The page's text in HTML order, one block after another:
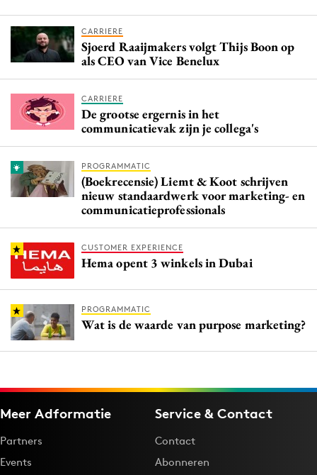
Reputatie & crisisCARRIERE
Sjoerd Raaijmakers volgt Thijs Boon op
als CEO van Vice Benelux
CARRIERE
De grootse ergernis in het
communicatievak zijn je collega's
PROGRAMMATIC
(Boekrecensie) Liemt & Koot schrijven
nieuw standaardwerk voor marketing- en
communicatieprofessionals
CUSTOMER EXPERIENCE
Hema opent 3 winkels in Dubai
PROGRAMMATIC
Wat is de waarde van purpose marketing?
Meer Adformatie
Partners
Events
Service & Contact
Contact
Abonneren